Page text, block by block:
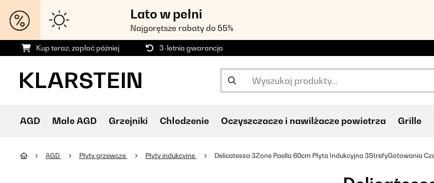
Lato w pełni
Najgorętsze rabaty do 55%
Kup teraz, zapłać później 3-letnia gwarancja
AGD Małe AGD Grzejniki Chłodzenie Oczyszczacze i nawilżacze powietrza Grille
AGD Płyty grzewcze Płyty indukcyjne Delicatessa 3Zone Paella 60cm Płyta Indukcyjna 3StrefyGotowania